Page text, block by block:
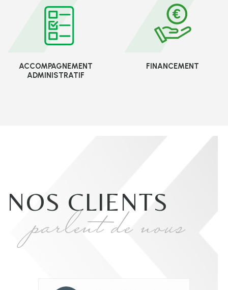
ACCOMPAGNEMENT
ADMINISTRATIF
FINANCEMENT
NOS CLIENTS
parlent de nous